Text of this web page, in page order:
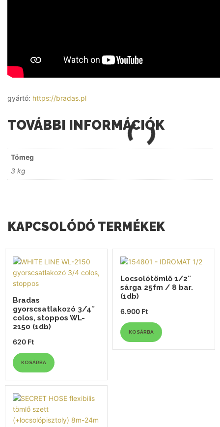
gyártó: https://bradas.pl
TOVÁBBI INFORMÁCIÓK
Tömeg
3 kg
KAPCSOLÓDÓ TERMÉKEK
Bradas
gyorscsatlakozó 3/4″
colos, stoppos WL-
2150 (1db)
620 Ft
KOSÁRBA
Locsolótömlő 1/2″
sárga 25fm / 8 bar.
(1db)
6.900 Ft
KOSÁRBA